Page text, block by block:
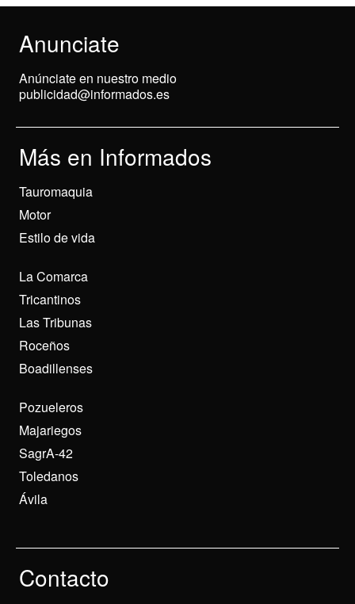
Anunciate
Anúnciate en nuestro medio
publicidad@informados.es
Más en Informados
Tauromaquia
Motor
Estilo de vida
La Comarca
Tricantinos
Las Tribunas
Roceños
Boadillenses
Pozueleros
Majariegos
SagrA-42
Toledanos
Ávila
Contacto